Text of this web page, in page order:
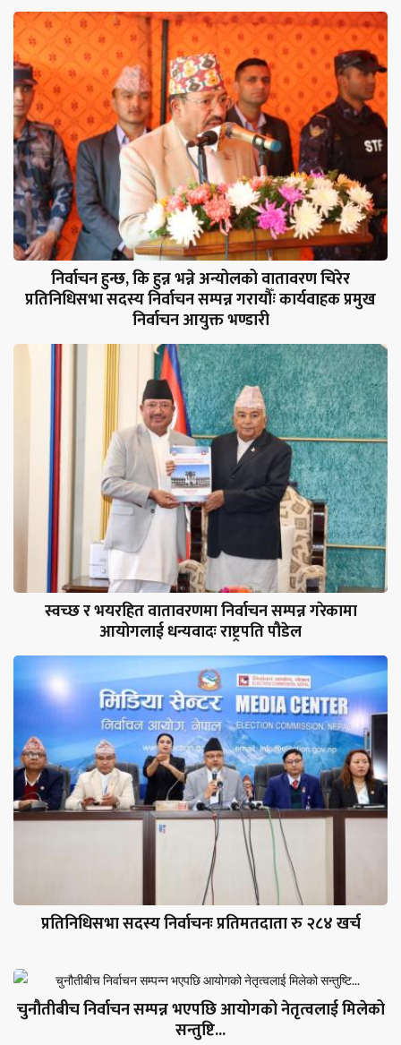
निर्वाचन हुन्छ, कि हुन्न भन्ने अन्योलको वातावरण चिरेर
प्रतिनिधिसभा सदस्य निर्वाचन सम्पन्न गरायौँः कार्यवाहक प्रमुख
निर्वाचन आयुक्त भण्डारी
स्वच्छ र भयरहित वातावरणमा निर्वाचन सम्पन्न गरेकामा
आयोगलाई धन्यवादः राष्ट्रपति पौडेल
प्रतिनिधिसभा सदस्य निर्वाचनः प्रतिमतदाता रु २८४ खर्च
चुनौतीबीच निर्वाचन सम्पन्न भएपछि आयोगको नेतृत्वलाई मिलेको
सन्तुष्टि...